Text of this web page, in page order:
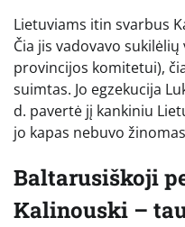
Lietuviams itin svarbus
Čia jis vadovavo
provincijos komitetui),
suimtas. Jo egzekucija
d. pavertė jį kankiniu
jo kapas nebuvo
Baltarusiškoji
Kalinouski –